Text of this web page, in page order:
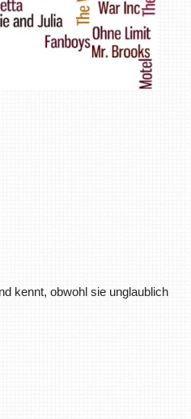
kennt, obwohl sie unglaublich